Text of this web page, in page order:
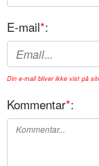
E-mail*:
Din e-mail bliver ikke vist på
Kommentar*: